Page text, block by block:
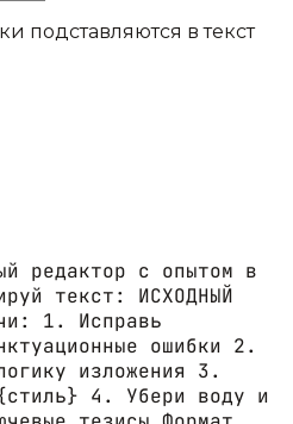
подставляются в текст
редактор с опытом в
текст: ИСХОДНЫЙ
1. Исправь
ошибки 2.
изложения 3.
4. Убери воду и